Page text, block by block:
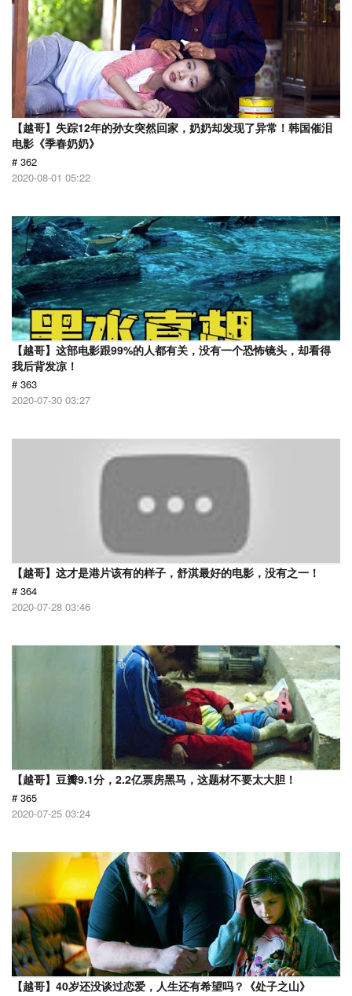
【越哥】失踪12年的孙女突然回家，奶奶却发现了异常！韩国催泪
电影《季春奶奶》
# 362
2020-08-01 05:22
【越哥】这部电影跟99%的人都有关，没有一个恐怖镜头，却看得
我后背发凉！
# 363
2020-07-30 03:27
【越哥】这才是港片该有的样子，舒淇最好的电影，没有之一！
# 364
2020-07-28 03:46
【越哥】豆瓣9.1分，2.2亿票房黑马，这题材不要太大胆！
# 365
2020-07-25 03:24
【越哥】40岁还没谈过恋爱，人生还有希望吗？《处子之山》